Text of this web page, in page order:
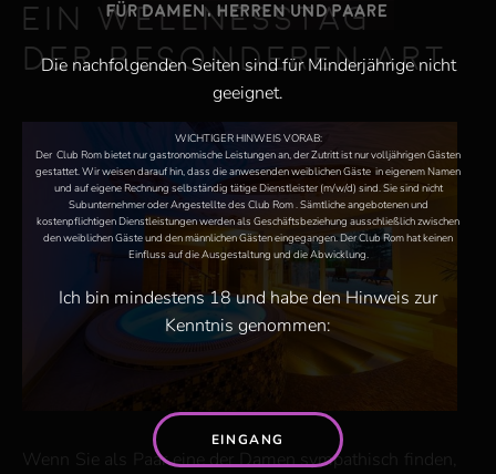
Ein Wellnesstag
der besonderen Art
Wenn Sie als Paar eine der Damen sympathisch finden,
Die nachfolgenden Seiten sind für Minderjährige nicht
geeignet.
WICHTIGER HINWEIS VORAB:
Der Club Rom bietet nur gastronomische Leistungen an, der Zutritt ist nur volljährigen Gästen
gestattet. Wir weisen darauf hin, dass die anwesenden weiblichen Gäste in eigenem Namen
und auf eigene Rechnung selbständig tätige Dienstleister (m/w/d) sind. Sie sind nicht
Subunternehmer oder Angestellte des Club Rom . Sämtliche angebotenen und
kostenpflichtigen Dienstleistungen werden als Geschäftsbeziehung ausschließlich zwischen
den weiblichen Gäste und den männlichen Gästen eingegangen. Der Club Rom hat keinen
Einfluss auf die Ausgestaltung und die Abwicklung.
Ich bin mindestens 18 und habe den Hinweis zur
Kenntnis genommen:
EINGANG